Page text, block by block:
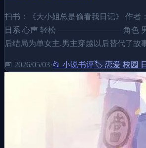
扫书：《大小姐总是偷看我日记》
日系 心声 轻松 ———————— 角色 男主
后结局为单女主.男主穿越以后替代了
📅 2026/05/03·📂 小说书评🏷️ 恋爱 校园